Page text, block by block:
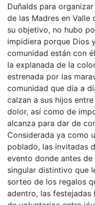
Duñalds para
de las Madres en Valle
su objetivo, no hubo
impidiera porque Dios
comunidad están con
la explanada de la
estrenada por las
comunidad que día a
calzan a sus hijos
dolor, así como de
alcanza para dar de
Considerada ya como
poblado, las invitadas
evento donde antes
singular distintivo que
sorteo de los regalos
adentro, las festejadas